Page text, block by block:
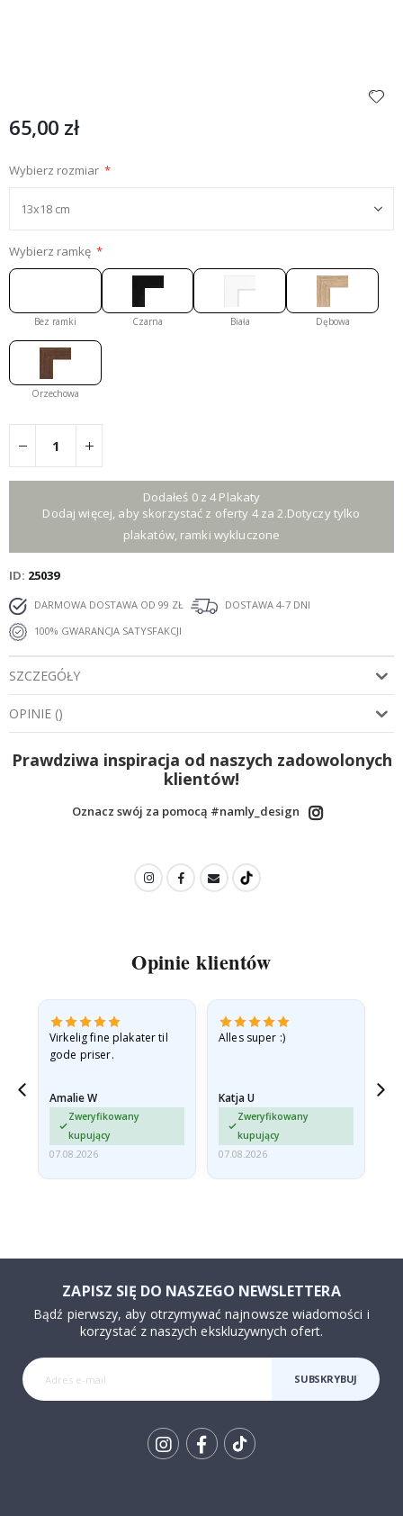
65,00 zł
Wybierz rozmiar
Wybierz ramkę
Bez ramki Czarna Biała Dębowa
Orzechowa
Dodałeś 0 z 4 Plakaty
Dodaj więcej, aby skorzystać z oferty 4 za 2.Dotyczy tylko
plakatów, ramki wykluczone
ID 25039
DARMOWA DOSTAWA OD 99 ZŁ
DOSTAWA 4-7 DNI
100% GWARANCJA SATYSFAKCJI
SZCZEGÓŁY
OPINIE ()
Prawdziwa inspiracja od naszych zadowolonych
klientów!
Oznacz swój za pomocą #namly_design
Opinie klientów
Virkelig fine plakater til
gode priser.
Amalie W
Zweryfikowany
kupujący
07.08.2026
Alles super :)
Katja U
Zweryfikowany
kupujący
07.08.2026
ZAPISZ SIĘ DO NASZEGO NEWSLETTERA
Bądź pierwszy, aby otrzymywać najnowsze wiadomości i
korzystać z naszych ekskluzywnych ofert.
SUBSKRYBUJ